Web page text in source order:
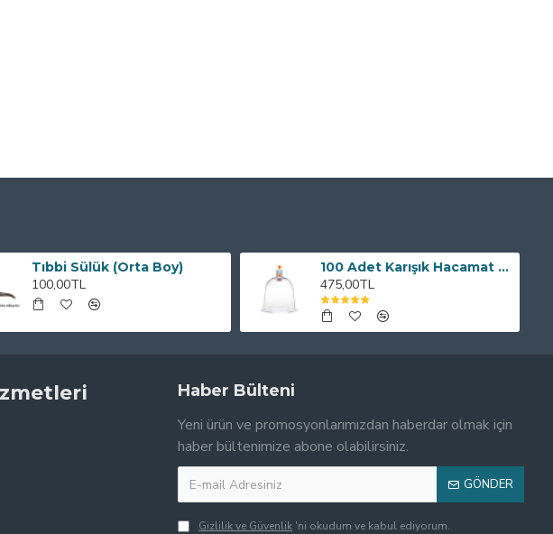
Tıbbi Sülük (Orta Boy)
100,00TL
100 Adet Karışık Hacamat Kupası
475,00TL
Haber Bülteni
Yeni ürün ve promosyonlarımızdan haberdar olmak için
haber bültenimize abone olabilirsiniz.
GÖNDER
Gizlilik ve Güvenlik 'ni okudum ve kabul ediyorum.